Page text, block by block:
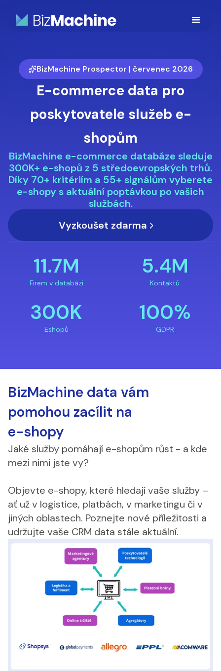
BizMachine Prospector | červenec 2026
E-commerce data pro
poskytovatele služeb e-
shopům
BizMachine e-commerce databáze sleduje
300K+ e-shopů z 5 středoevropských trhů.
Díky 70+ kritériím a 55+ signálům vyberete
e-shopy s aktuální poptávkou po vašich
službách.
Vyzkoušet zdarma
11.7M
Firem v databázi
5.4M
Kontaktů
300K
Eshopů
100%
GDPR
BizMachine data vám
pomohou zacílit na
e-shopy
Jaké služby pomáhají e-shopům růst - a kde
mezi nimi jste vy?
Objevte e-shopy, které hledají vaše služby –
ať už v logistice, platbách, v marketingu či v
jiných oblastech. Poznejte nové příležitosti a
udržujte vaše CRM data stále aktuální.